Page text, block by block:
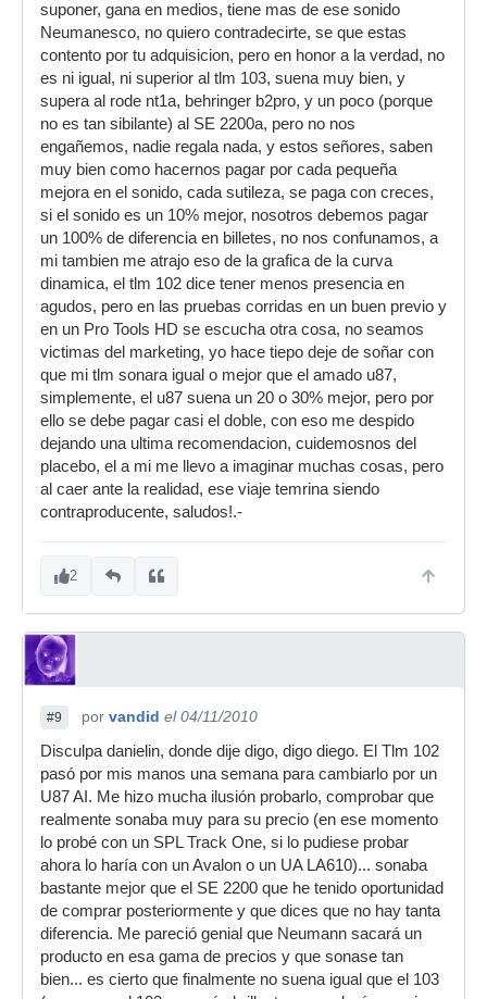
suponer, gana en medios, tiene mas de ese sonido
Neumanesco, no quiero contradecirte, se que estas
contento por tu adquisicion, pero en honor a la verdad, no
es ni igual, ni superior al tlm 103, suena muy bien, y
supera al rode nt1a, behringer b2pro, y un poco (porque
no es tan sibilante) al SE 2200a, pero no nos
engañemos, nadie regala nada, y estos señores, saben
muy bien como hacernos pagar por cada pequeña
mejora en el sonido, cada sutileza, se paga con creces,
si el sonido es un 10% mejor, nosotros debemos pagar
un 100% de diferencia en billetes, no nos confunamos, a
mi tambien me atrajo eso de la grafica de la curva
dinamica, el tlm 102 dice tener menos presencia en
agudos, pero en las pruebas corridas en un buen previo y
en un Pro Tools HD se escucha otra cosa, no seamos
victimas del marketing, yo hace tiepo deje de soñar con
que mi tlm sonara igual o mejor que el amado u87,
simplemente, el u87 suena un 20 o 30% mejor, pero por
ello se debe pagar casi el doble, con eso me despido
dejando una ultima recomendacion, cuidemosnos del
placebo, el a mi me llevo a imaginar muchas cosas, pero
al caer ante la realidad, ese viaje temrina siendo
contraproducente, saludos!.-
2
#9 por vandid el 04/11/2010
Disculpa danielin, donde dije digo, digo diego. El Tlm 102
pasó por mis manos una semana para cambiarlo por un
U87 AI. Me hizo mucha ilusión probarlo, comprobar que
realmente sonaba muy para su precio (en ese momento
lo probé con un SPL Track One, si lo pudiese probar
ahora lo haría con un Avalon o un UA LA610)... sonaba
bastante mejor que el SE 2200 que he tenido oportunidad
de comprar posteriormente y que dices que no hay tanta
diferencia. Me pareció genial que Neumann sacará un
producto en esa gama de precios y que sonase tan
bien... es cierto que finalmente no suena igual que el 103